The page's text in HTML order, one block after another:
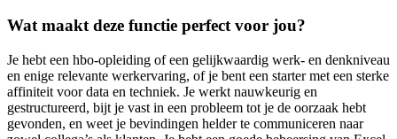
Wat maakt deze functie perfect voor jou?
Je hebt een hbo-opleiding of een gelijkwaardig werk- en denkniveau
en enige relevante werkervaring, of je bent een starter met een sterke
affiniteit voor data en techniek. Je werkt nauwkeurig en
gestructureerd, bijt je vast in een probleem tot je de oorzaak hebt
gevonden, en weet je bevindingen helder te communiceren naar